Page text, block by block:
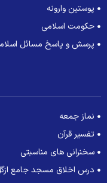
پوستین وارونه
حکومت اسلامی
پرسش و پاسخ مسائل اسلامی
نماز جمعه
تفسیر قرآن
سخنرانی های مناسبتی
درس اخلاق مسجد جامع ازگل